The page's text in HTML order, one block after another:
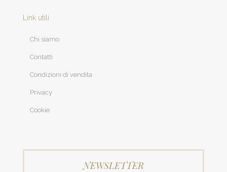
Link utili
Chi siamo
Contatti
Condizioni di vendita
Privacy
Cookie
NEWSLETTER